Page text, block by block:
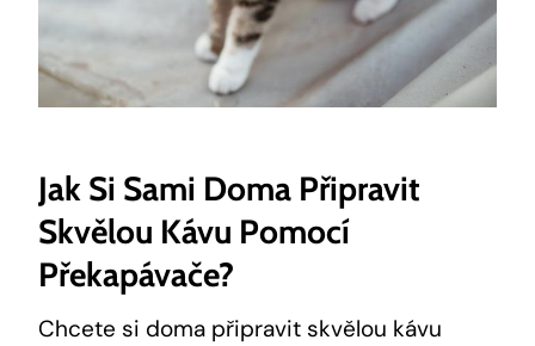
Jak Si Sami Doma Připravit
Skvělou Kávu Pomocí
Překapávače?
Chcete si doma připravit skvělou kávu